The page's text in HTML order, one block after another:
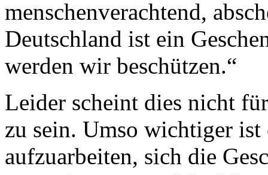
menschenverachtend,
Deutschland ist ein
werden wir beschützen.“
Leider scheint dies nicht
zu sein. Umso wichtiger ist
aufzuarbeiten, sich die